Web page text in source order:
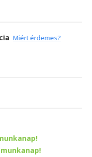
Miért érdemes?